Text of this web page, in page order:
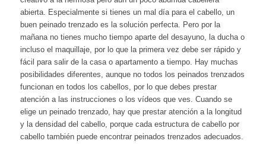
abierta. Especialmente si tienes un mal día para el cabello, un
buen peinado trenzado es la solución perfecta. Pero por la
mañana no tienes mucho tiempo aparte del desayuno, la ducha o
incluso el maquillaje, por lo que la primera vez debe ser rápido y
fácil para salir de la casa o apartamento a tiempo. Hay muchas
posibilidades diferentes, aunque no todos los peinados trenzados
funcionan en todos los cabellos, por lo que debes prestar
atención a las instrucciones o los vídeos que ves. Cuando se
elige un peinado trenzado, hay que prestar atención a la longitud
y la densidad del cabello, porque cada estructura de cabello por
cabello también puede encontrar peinados trenzados adecuados.